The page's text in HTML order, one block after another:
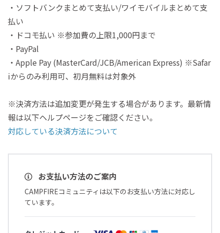
・ソフトバンクまとめて支払い/ワイモバイルまとめて支
払い
・ドコモ払い ※参加費の上限1,000円まで
・PayPal
・Apple Pay (MasterCard/JCB/American Express) ※Safar
iからのみ利用可、初月無料は対象外
※決済方法は追加変更が発生する場合があります。最新情
報は以下ヘルプページをご確認ください。
対応している決済方法について
お支払い方法のご案内
CAMPFIREコミュニティは以下のお支払い方法に対応し
ています。